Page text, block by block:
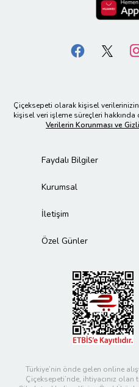
Çiçeksepeti olarak kişisel
kişisel veri işleme süreçleri
Verilerin Korunması ve
Faydalı Bilgiler
Kurumsal
İletişim
Özel Günler
Türkiye’nin önde gelen online
Çiçeksepeti’nde, ihtiyacınız